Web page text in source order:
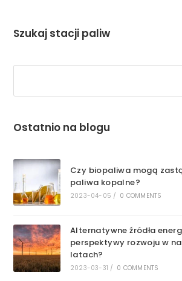
Szukaj stacji paliw
Ostatnio na blogu
Czy biopaliwa mogą
paliwa kopalne?
2023-04-05 / 0 COMMENTS
Alternatywne źródła
perspektywy rozwoju w
latach?
2023-03-31 / 0 COMMENTS